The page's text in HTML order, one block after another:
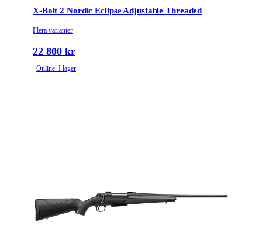
X-Bolt 2 Nordic Eclipse Adjustable Threaded
Flera varianter
22 800 kr
Online: I lager